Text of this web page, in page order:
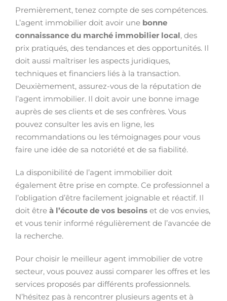
Premièrement, tenez compte de ses compétences.
L’agent immobilier doit avoir une bonne
connaissance du marché immobilier local, des
prix pratiqués, des tendances et des opportunités. Il
doit aussi maîtriser les aspects juridiques,
techniques et financiers liés à la transaction.
Deuxièmement, assurez-vous de la réputation de
l’agent immobilier. Il doit avoir une bonne image
auprès de ses clients et de ses confrères. Vous
pouvez consulter les avis en ligne, les
recommandations ou les témoignages pour vous
faire une idée de sa notoriété et de sa fiabilité.
La disponibilité de l’agent immobilier doit
également être prise en compte. Ce professionnel a
l’obligation d’être facilement joignable et réactif. Il
doit être à l’écoute de vos besoins et de vos envies,
et vous tenir informé régulièrement de l’avancée de
la recherche.
Pour choisir le meilleur agent immobilier de votre
secteur, vous pouvez aussi comparer les offres et les
services proposés par différents professionnels.
N’hésitez pas à rencontrer plusieurs agents et à